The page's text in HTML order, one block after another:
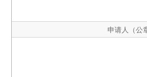
申请人（公